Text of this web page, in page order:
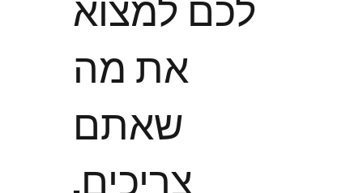
לכם למצוא
את מה
שאתם